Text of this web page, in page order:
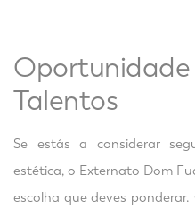
Talentos
Se estás a considerar
estética, o Externato Dom
escolha que deves ponderar.